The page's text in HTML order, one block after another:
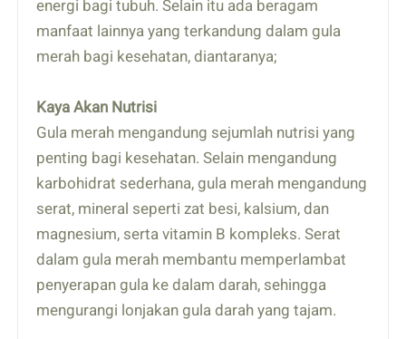
energi bagi tubuh. Selain itu ada beragam
manfaat lainnya yang terkandung dalam gula
merah bagi kesehatan, diantaranya;
Kaya Akan Nutrisi
Gula merah mengandung sejumlah nutrisi yang
penting bagi kesehatan. Selain mengandung
karbohidrat sederhana, gula merah mengandung
serat, mineral seperti zat besi, kalsium, dan
magnesium, serta vitamin B kompleks. Serat
dalam gula merah membantu memperlambat
penyerapan gula ke dalam darah, sehingga
mengurangi lonjakan gula darah yang tajam.